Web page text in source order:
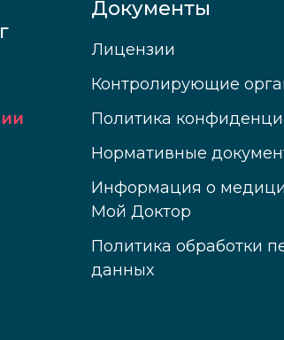
Документы
Лицензии
Контролирующие
Политика
Нормативные
Информация о
Мой Доктор
Политика обработки
данных